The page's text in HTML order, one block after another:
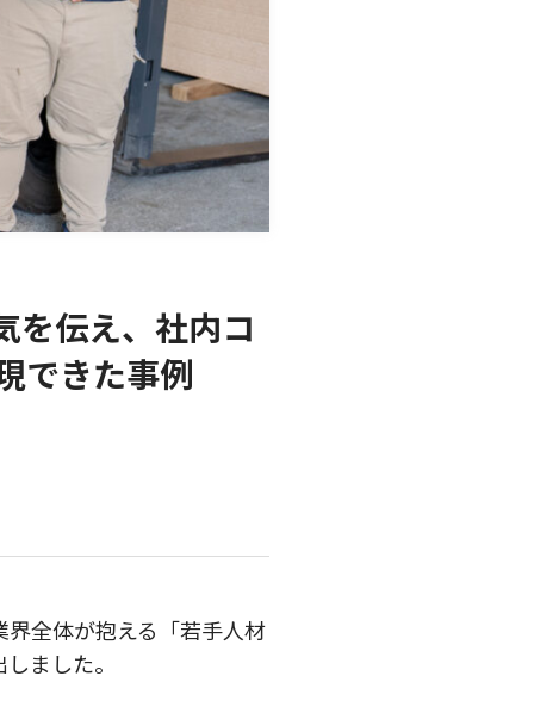
を伝え、社内コ
できた事例
全体が抱える「若手人材
ました。